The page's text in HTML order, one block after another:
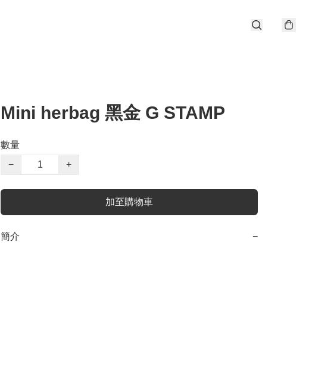
Mini herbag 黑金 G STAMP
數量
−
+
加至購物車
簡介 −